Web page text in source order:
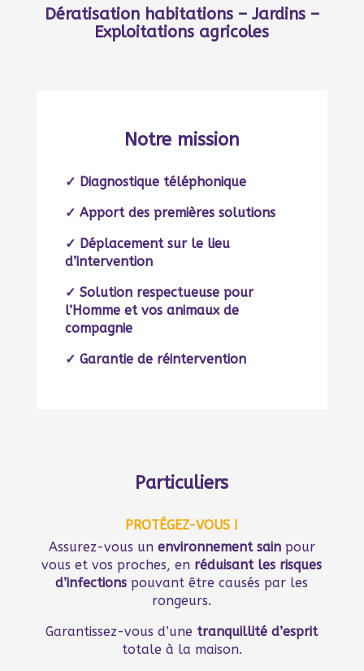
Dératisation habitations – Jardins –
Exploitations agricoles
Notre mission
✓ Diagnostique téléphonique
✓ Apport des premières solutions
✓ Déplacement sur le lieu
d’intervention
✓ Solution respectueuse pour
l’Homme et vos animaux de
compagnie
✓ Garantie de réintervention
Particuliers
PROTÉGEZ-VOUS !
Assurez-vous un environnement sainpour
vous et vos proches, en réduisant les risques
d’infections pouvant être causés par les
rongeurs.
Garantissez-vous d’une tranquillité d’esprit
totale à la maison.